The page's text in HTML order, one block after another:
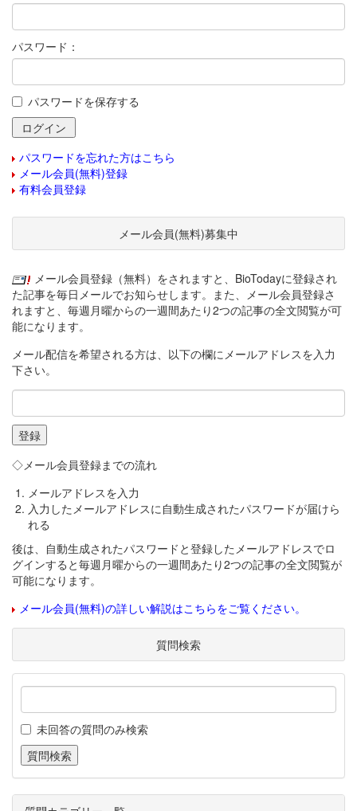
パスワード：
パスワードを保存する
パスワードを忘れた方はこちら
メール会員(無料)登録
有料会員登録
メール会員(無料)募集中
メール会員登録（無料）をされますと、BioTodayに登録され
た記事を毎日メールでお知らせします。また、メール会員登録さ
れますと、毎週月曜からの一週間あたり2つの記事の全文閲覧が可
能になります。
メール配信を希望される方は、以下の欄にメールアドレスを入力
下さい。
◇メール会員登録までの流れ
メールアドレスを入力
入力したメールアドレスに自動生成されたパスワードが届けら
れる
後は、自動生成されたパスワードと登録したメールアドレスでロ
グインすると毎週月曜からの一週間あたり2つの記事の全文閲覧が
可能になります。
メール会員(無料)の詳しい解説はこちらをご覧ください。
質問検索
未回答の質問のみ検索